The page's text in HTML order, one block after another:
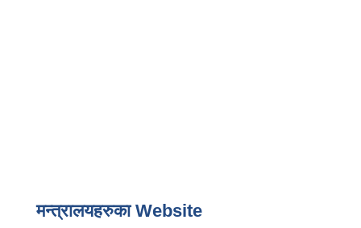
मन्त्रालयहरुका Website